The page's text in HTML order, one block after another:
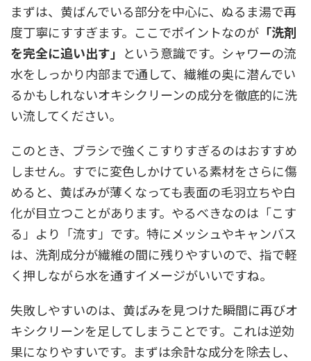
まずは、黄ばんでいる部分を中心に、ぬるま湯で再
度丁寧にすすぎます。ここでポイントなのが 「洗剤
を完全に追い出す」 という意識です。シャワーの流
水をしっかり内部まで通して、繊維の奥に潜んでい
るかもしれないオキシクリーンの成分を徹底的に洗
い流してください。
このとき、ブラシで強くこすりすぎるのはおすすめ
しません。すでに変色しかけている素材をさらに傷
めると、黄ばみが薄くなっても表面の毛羽立ちや白
化が目立つことがあります。やるべきなのは「こす
る」より「流す」です。特にメッシュやキャンバス
は、洗剤成分が繊維の間に残りやすいので、指で軽
く押しながら水を通すイメージがいいですね。
失敗しやすいのは、黄ばみを見つけた瞬間に再びオ
キシクリーンを足してしまうことです。これは逆効
果になりやすいです。まずは余計な成分を除去し、